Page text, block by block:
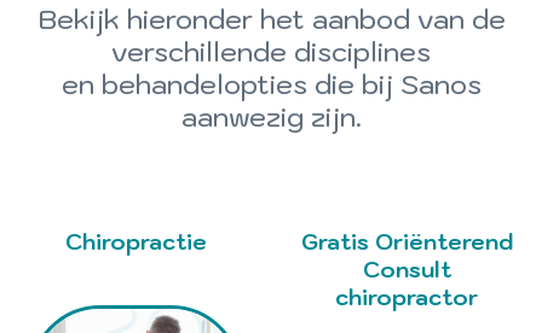
Bekijk hieronder het aanbod van de
verschillende disciplines
en behandelopties die bij Sanos
aanwezig zijn.
Chiropractie
Gratis Oriënterend
Consult
chiropractor